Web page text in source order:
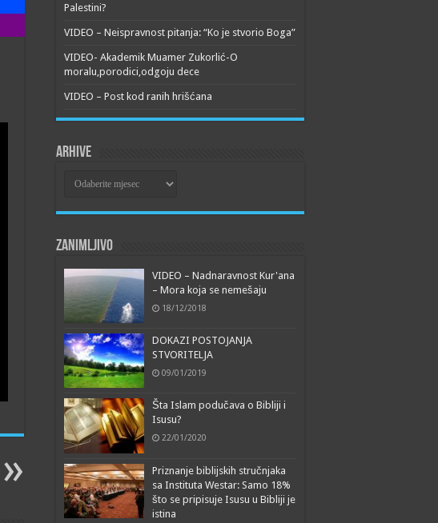
Palestini?
VIDEO – Neispravnost pitanja: “Ko je stvorio Boga”
VIDEO- Akademik Muamer Zukorlić-O
moralu,porodici,odgoju dece
VIDEO – Post kod ranih hrišćana
Arhive
Zanimljivo
VIDEO – Nadnaravnost Kur'ana
– Mora koja se nemešaju
18/12/2018
DOKAZI POSTOJANJA
STVORITELJA
09/01/2019
Šta Islam podučava o Bibliji i
Isusu?
22/01/2020
Priznanje biblijskih stručnjaka
sa Instituta Westar: Samo 18%
što se pripisuje Isusu u Bibliji je
istina